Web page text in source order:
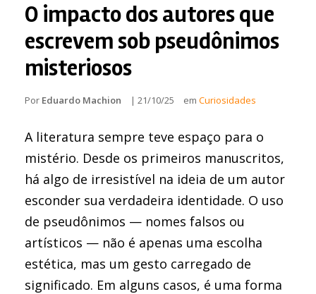
O impacto dos autores que
escrevem sob pseudônimos
misteriosos
Por Eduardo Machion | 21/10/25 em Curiosidades
A literatura sempre teve espaço para o
mistério. Desde os primeiros manuscritos,
há algo de irresistível na ideia de um autor
esconder sua verdadeira identidade. O uso
de pseudônimos — nomes falsos ou
artísticos — não é apenas uma escolha
estética, mas um gesto carregado de
significado. Em alguns casos, é uma forma